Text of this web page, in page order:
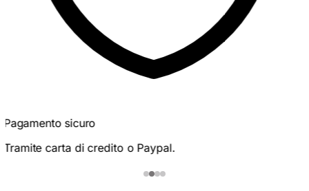
Pagamento sicuro
Tramite carta di credito o Paypal.